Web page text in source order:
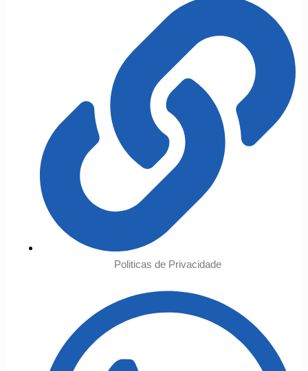
Politicas de Privacidade